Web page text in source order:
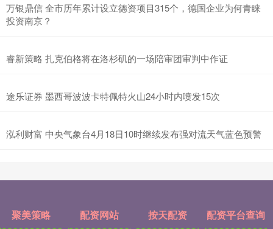
万银鼎信 全市历年累计设立德资项目315个，德国企业为何青睐
投资南京？
睿新策略 扎克伯格将在洛杉矶的一场陪审团审判中作证
途乐证券 墨西哥波波卡特佩特火山24小时内喷发15次
泓利财富 中央气象台4月18日10时继续发布强对流天气蓝色预警
聚美策略 配资网站 按天配资 配资平台查询